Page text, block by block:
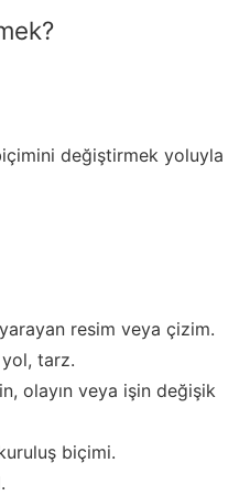
değiştirmek yoluyla
resim veya çizim.
tarz.
olayın veya işin değişik
biçimi.